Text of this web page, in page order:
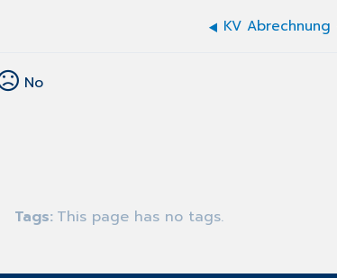
KV
No
Tags This page has no tags.